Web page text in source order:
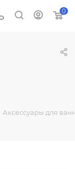
0
Аксессуары для